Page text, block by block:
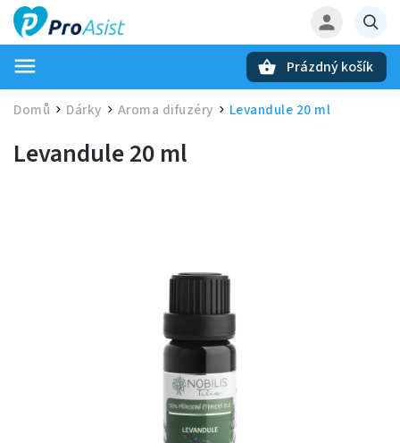
Prázdný košík
Domů / Dárky / Aroma difuzéry / Levandule 20 ml
Levandule 20 ml